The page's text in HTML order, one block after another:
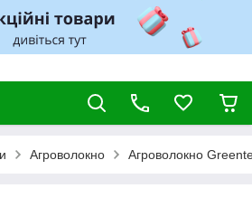
Агроволокно Агроволокно